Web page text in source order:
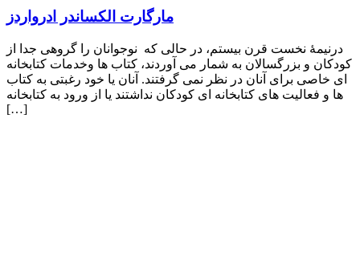
مارگارت الكساندر ادرواردز
درنيمۀ نخست قرن بيستم، در حالی كه نوجوانان را گروهی جدا از
كودكان و بزرگسالان به شمار می آوردند، كتاب ها وخدمات كتابخانه
ای خاصی برای آنان در نظر نمی گرفتند. آنان يا خود رغبتی به كتاب
ها و فعاليت های كتابخانه ای كودكان نداشتند يا از ورود به كتابخانه
[…]